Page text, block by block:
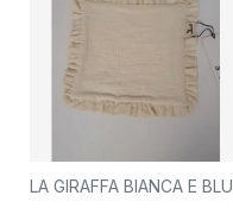
LA GIRAFFA BIANCA E BLU